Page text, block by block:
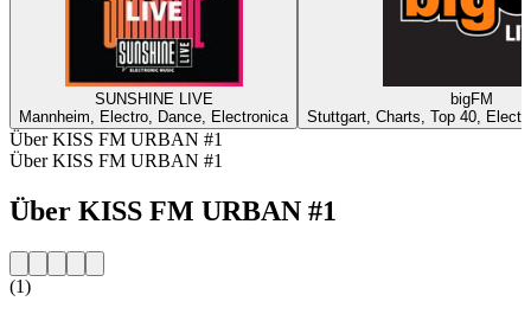
SUNSHINE LIVE
Mannheim, Electro, Dance, Electronica
bigFM
Stuttgart, Charts, Top 40,
Über KISS FM URBAN #1
Über KISS FM URBAN #1
Über KISS FM URBAN #1
(1)